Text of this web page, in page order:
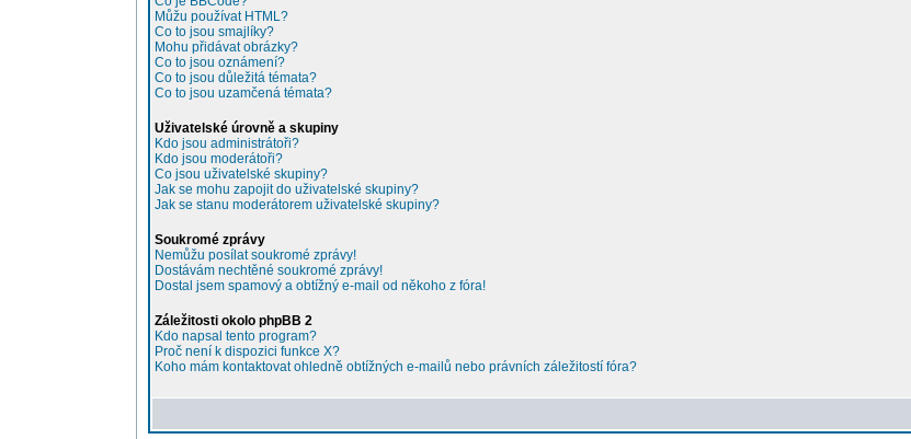
Můžu používat HTML?
Co to jsou smajlíky?
Mohu přidávat obrázky?
Co to jsou oznámení?
Co to jsou důležitá témata?
Co to jsou uzamčená témata?
Uživatelské úrovně a skupiny
Kdo jsou administrátoři?
Kdo jsou moderátoři?
Co jsou uživatelské skupiny?
Jak se mohu zapojit do uživatelské skupiny?
Jak se stanu moderátorem uživatelské skupiny?
Soukromé zprávy
Nemůžu posílat soukromé zprávy!
Dostávám nechtěné soukromé zprávy!
Dostal jsem spamový a obtížný e-mail od někoho z fóra!
Záležitosti okolo phpBB 2
Kdo napsal tento program?
Proč není k dispozici funkce X?
Koho mám kontaktovat ohledně obtížných e-mailů nebo právních záležitostí fóra?